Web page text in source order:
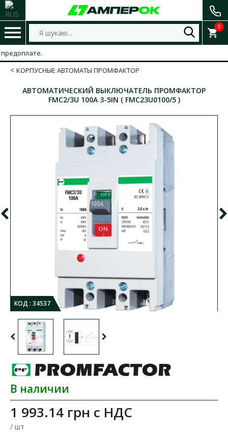
0
КОРПУСНЫЕ АВТОМАТЫ ПРОМФАКТОР
АВТОМАТИЧЕСКИЙ ВЫКЛЮЧАТЕЛЬ ПРОМФАКТОР
FMC2/3U 100А 3-5IN ( FMC23U0100/5 )
КОД : 34537
В наличии
1 993.14 грн с НДС
/ шт